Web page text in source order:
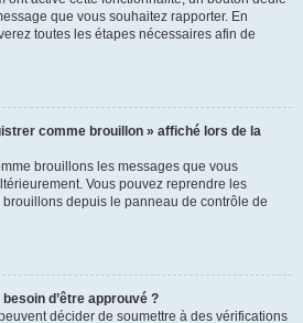
que vous souhaitez rapporter. En
toutes les étapes nécessaires afin de
comme brouillon » affiché lors de la
brouillons les messages que vous
Vous pouvez reprendre les
depuis le panneau de contrôle de
d’être approuvé ?
décider de soumettre à des vérifications